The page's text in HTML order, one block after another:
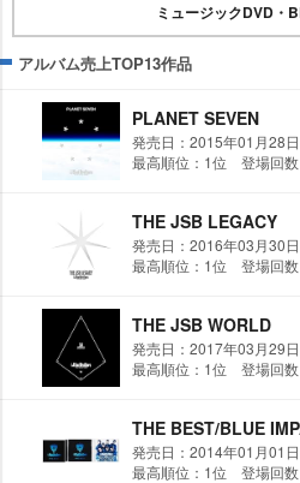
ミュージックDVD・
アルバム売上TOP13作品
PLANET SEVEN
発売日：2015年01月28日
最高順位：1位 登場回
THE JSB LEGACY
発売日：2016年03月30日
最高順位：1位 登場回
THE JSB WORLD
発売日：2017年03月29日
最高順位：1位 登場回
THE BEST/BLUE
発売日：2014年01月01日
最高順位：1位 登場回